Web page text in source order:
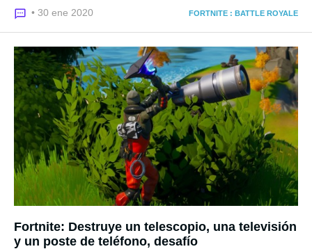
• 30 ene 2020 FORTNITE : BATTLE ROYALE
Fortnite: Destruye un telescopio, una televisión
y un poste de teléfono, desafío